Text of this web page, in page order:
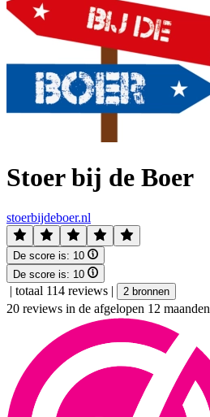
Stoer bij de Boer
stoerbijdeboer.nl
De score is: 10
De score is: 10
| totaal 114 reviews | 2 bronnen
20 reviews in de afgelopen 12 maanden